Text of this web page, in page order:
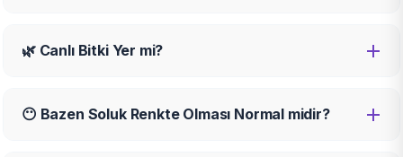
🌿 Canlı Bitki Yer mi?
😶 Bazen Soluk Renkte Olması Normal midir?